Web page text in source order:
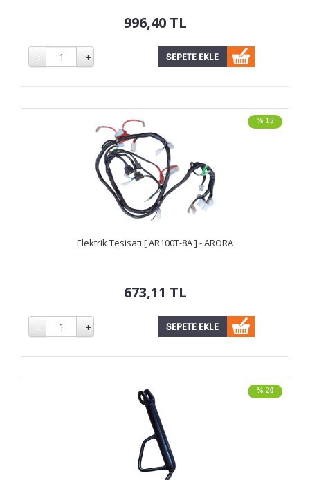
996,40 TL
% 15
Elektrik Tesisatı [ AR100T-8A ] - ARORA
673,11 TL
% 20